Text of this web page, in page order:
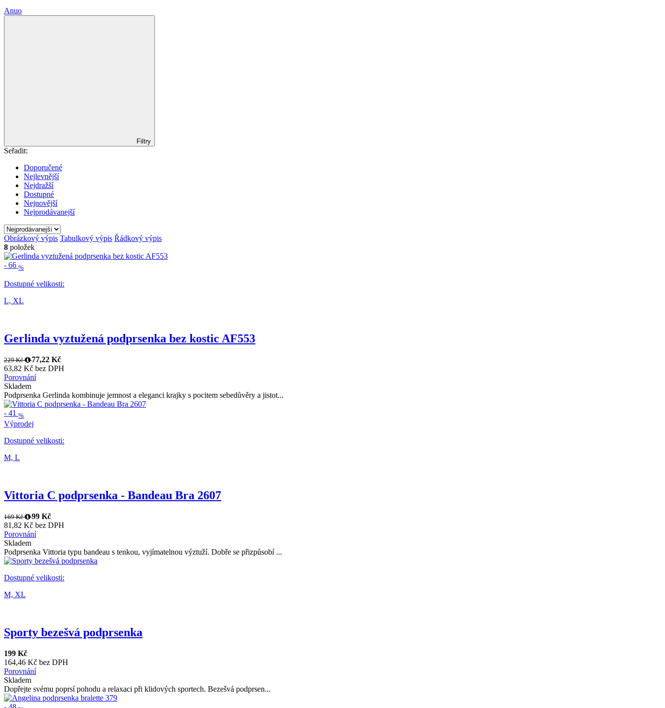
Anuo
Filtry
Seřadit:
Doporučené
Nejlevnější
Nejdražší
Dostupné
Nejnovější
Nejprodávanejší
Obrázkový výpis Tabulkový výpis Řádkový výpis
8 položek
- 66 %
Dostupné velikosti:
L, XL
Gerlinda vyztužená podprsenka bez kostic AF553
229 Kč
77,22 Kč
63,82 Kč bez DPH
Porovnání
Skladem
Podprsenka Gerlinda kombinuje jemnost a eleganci krajky s pocitem sebedůvěry a jistot...
- 41 %
Výprodej
Dostupné velikosti:
M, L
Vittoria C podprsenka - Bandeau Bra 2607
169 Kč
99 Kč
81,82 Kč bez DPH
Porovnání
Skladem
Podprsenka Vittoria typu bandeau s tenkou, vyjímatelnou výztuží. Dobře se přizpůsobí ...
Dostupné velikosti:
M, XL
Sporty bezešvá podprsenka
199 Kč
164,46 Kč bez DPH
Porovnání
Skladem
Dopřejte svému poprsí pohodu a relaxaci při klidových sportech. Bezešvá podprsen...